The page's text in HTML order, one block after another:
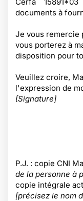
documents à
Je vous remercie
vous porterez à
disposition pour
Veuillez croire,
l'expression de
[Signature]
P.J. : copie CNI
de la personne à
copie intégrale
[précisez le nom